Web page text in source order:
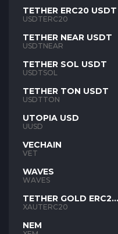
TETHER ERC20 USDT
USDTERC20
TETHER NEAR USDT
USDTNEAR
TETHER SOL USDT
USDTSOL
TETHER TON USDT
USDTTON
UTOPIA USD
UUSD
VECHAIN
VET
WAVES
WAVES
TETHER GOLD ERC20
XAUT
XAUTERC20
NEM